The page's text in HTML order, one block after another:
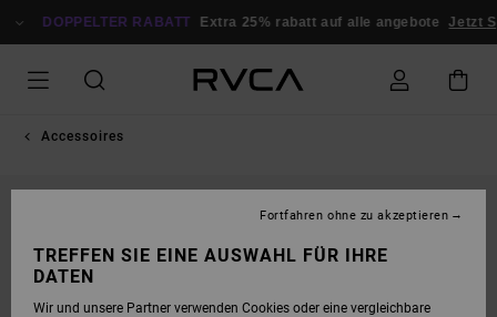
ZUR
DOPPELTER RABATT Extra 25% rabatt auf alle angebote Jetzt
Accessoires
TREFFEN SIE EINE AUSWAHL FÜR IHRE
DATEN
Wir und unsere Partner verwenden Cookies oder eine vergleichbare
Fortfahren ohne zu akzeptieren